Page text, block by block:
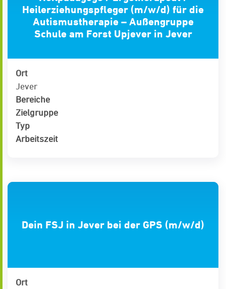
Heilerziehungspfleger (m/w/d) für die
Autismustherapie – Außengruppe
Schule am Forst Upjever in Jever
Ort
Jever
Bereiche
Zielgruppe
Typ
Arbeitszeit
Dein FSJ in Jever bei der GPS (m/w/d)
Ort